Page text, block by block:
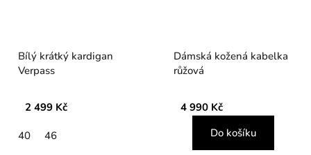
Bílý krátký kardigan
Verpass
2 499 Kč
40 46
Dámská kožená kabelka
růžová
4 990 Kč
Do košíku